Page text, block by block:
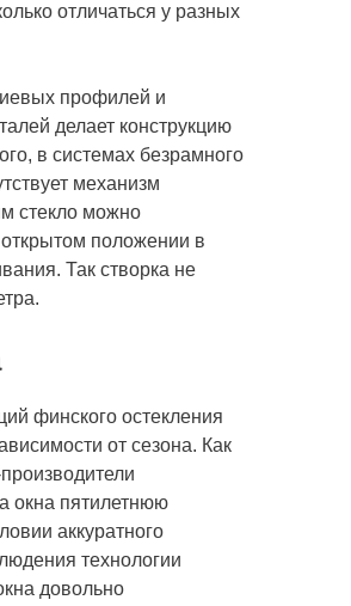
отличаться у разных
профилей и
делает конструкцию
в системах безрамного
механизм
стекло можно
положении в
Так створка не
финского остекления
от сезона. Как
окна пятилетнюю
аккуратного
технологии
довольно